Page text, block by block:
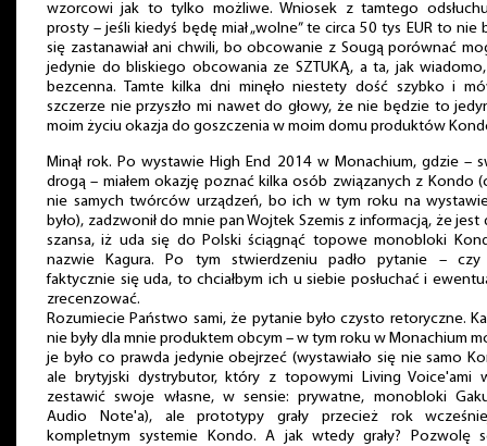
wzorcowi jak to tylko możliwe. Wniosek z tamtego
prosty – jeśli kiedyś będę miał „wolne” te circa 50 tys EUR to nie
się zastanawiał ani chwili, bo obcowanie z Sougą porównać
jedynie do bliskiego obcowania ze SZTUKĄ, a ta, jak
bezcenna. Tamte kilka dni minęło niestety dość szybko i
szczerze nie przyszło mi nawet do głowy, że nie będzie to
moim życiu okazja do goszczenia w moim domu produktów
Minął rok. Po wystawie High End 2014 w Monachium, gdzie –
drogą – miałem okazję poznać kilka osób związanych z Kondo
nie samych twórców urządzeń, bo ich w tym roku na
było), zadzwonił do mnie pan Wojtek Szemis z informacją, że jest
szansa, iż uda się do Polski ściągnąć topowe monobloki
nazwie Kagura. Po tym stwierdzeniu padło pytanie – czy
faktycznie się uda, to chciałbym ich u siebie posłuchać i
zrecenzować.
Rozumiecie Państwo sami, że pytanie było czysto retoryczne.
nie były dla mnie produktem obcym – w tym roku w Monachium
je było co prawda jedynie obejrzeć (wystawiało się nie samo
ale brytyjski dystrybutor, który z topowymi Living Voice'ami
zestawić swoje własne, w sensie: prywatne, monobloki
Audio Note'a), ale prototypy grały przecież rok
kompletnym systemie Kondo. A jak wtedy grały? Pozwolę